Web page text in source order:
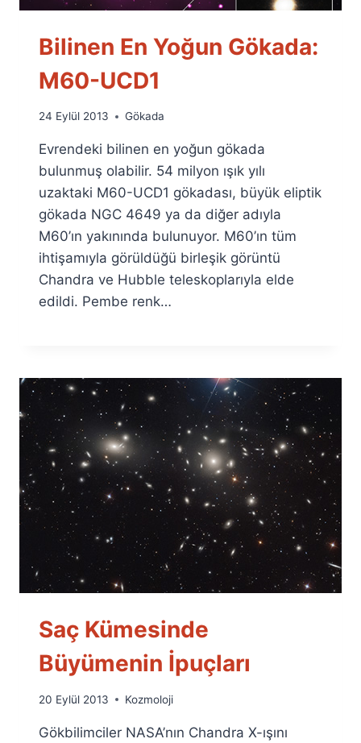
Bilinen En Yoğun Gökada:
M60-UCD1
By
Fuat
Özyar
24 Eylül 2013 Gökada
Evrendeki bilinen en yoğun gökada
bulunmuş olabilir. 54 milyon ışık yılı
uzaktaki M60-UCD1 gökadası, büyük eliptik
gökada NGC 4649 ya da diğer adıyla
M60’ın yakınında bulunuyor. M60’ın tüm
ihtişamıyla görüldüğü birleşik görüntü
Chandra ve Hubble teleskoplarıyla elde
edildi. Pembe renk…
Saç Kümesinde
Büyümenin İpuçları
By
Fuat
20 Eylül 2013 Kozmoloji
Gökbilimciler NASA’nın Chandra X-ışını